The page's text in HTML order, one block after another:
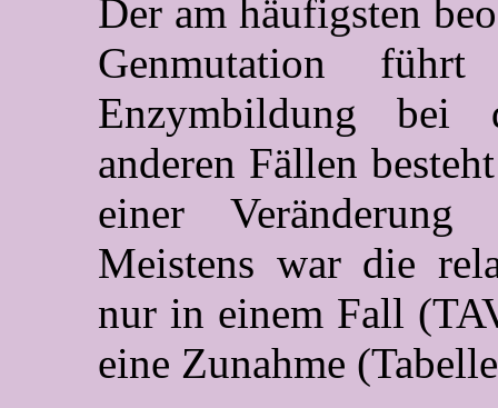
Der am häufigsten
Genmutation
Enzymbildung bei
anderen Fällen
einer Veränderung
Meistens war die
nur in einem Fall
eine Zunahme